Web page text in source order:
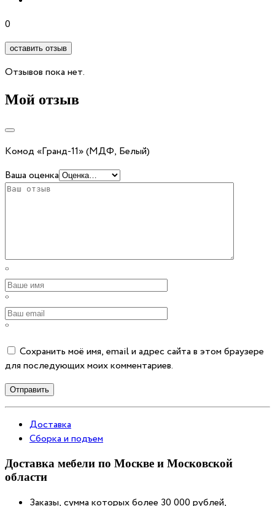
0
оставить отзыв
Отзывов пока нет.
Мой отзыв
Комод «Гранд-11» (МДФ, Белый)
Ваша оценка
*
*
*
Сохранить моё имя, email и адрес сайта в этом браузере
для последующих моих комментариев.
Отправить
Доставка
Сборка и подъем
Доставка мебели по Москве и Московской
области
Заказы, сумма которых более 30 000 рублей,